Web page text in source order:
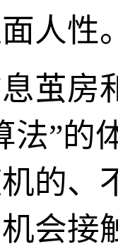
人性
茧房
法”的
的、
会接